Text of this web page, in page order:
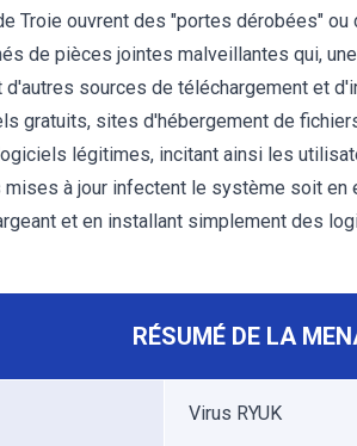
Troie ouvrent des "portes dérobées"
de pièces jointes malveillantes qui,
sources de téléchargement et
gratuits, sites d'hébergement de
légitimes, incitant ainsi les
à jour infectent le système soit
et en installant simplement des
RÉSUMÉ DE LA
Virus RYUK